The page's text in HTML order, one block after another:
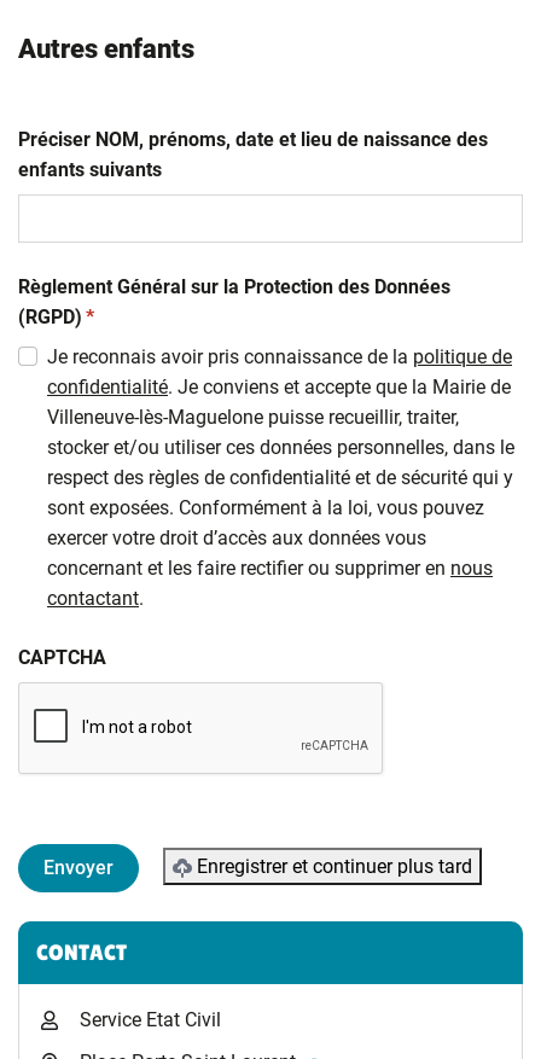
Autres enfants
Préciser NOM, prénoms, date et lieu de naissance des
enfants suivants
Règlement Général sur la Protection des Données
(RGPD) (obligatoire)
*
Je reconnais avoir pris connaissance de la politique de
confidentialité. Je conviens et accepte que la Mairie de
Villeneuve-lès-Maguelone puisse recueillir, traiter,
stocker et/ou utiliser ces données personnelles, dans le
respect des règles de confidentialité et de sécurité qui y
sont exposées. Conformément à la loi, vous pouvez
exercer votre droit d’accès aux données vous
concernant et les faire rectifier ou supprimer en nous
contactant.
CAPTCHA
Enregistrer et continuer plus tard
Informations complémentaires
CONTACT
Service Etat Civil